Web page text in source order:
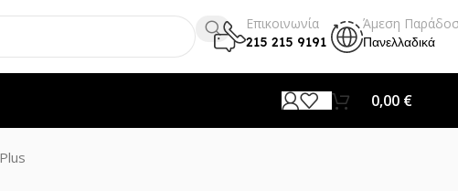
Επικοινωνία
215 215 9191
Άμεση
Πανελλαδικά
0,00 €